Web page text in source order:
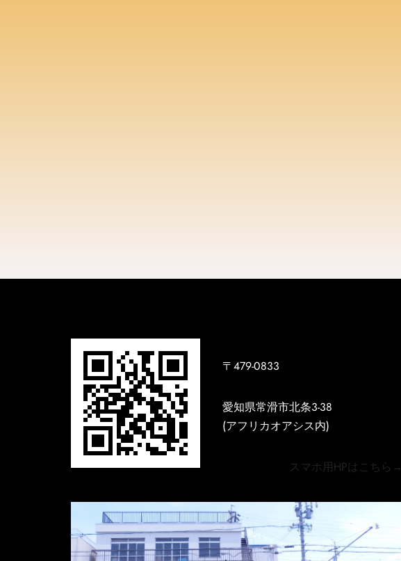
〒479-0833
愛知県常滑市北条3-38
(アフリカオアシス内)
スマホ用HPはこちら→